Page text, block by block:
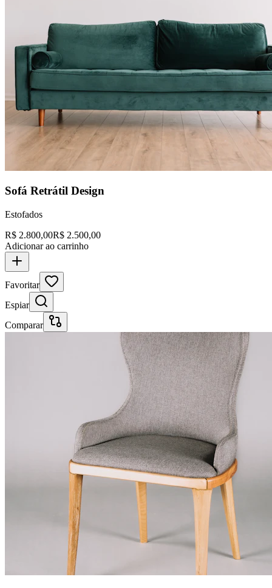
Sofá Retrátil Design
Estofados
R$ 2.800,00R$ 2.500,00
Adicionar ao carrinho
Favoritar
Espiar
Comparar